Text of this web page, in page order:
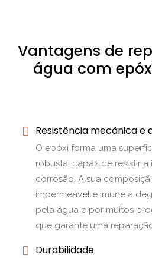
Vantagens de
água com
Resistência mecânica e
O epóxi forma uma
robusta, capaz de resistir
corrosão. A sua
impermeável e imune à
pela água e por muitos
que garante uma
Durabilidade